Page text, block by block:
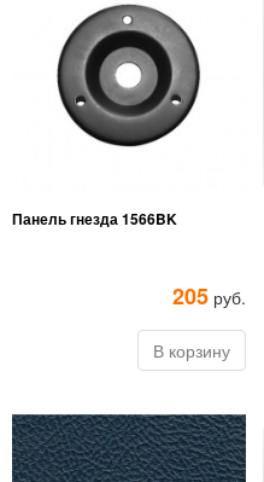
Панель гнезда 1566BK
205 руб.
В корзину